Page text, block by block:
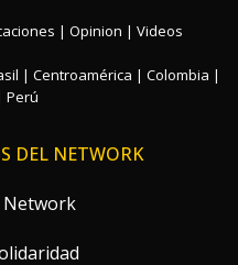
| Opinion | Videos
| Centroamérica | Colombia |
Perú
DEL NETWORK
Network